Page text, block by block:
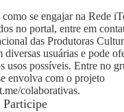
como se engajar na Rede
no portal, entre em
das Produtoras
usuárias e pode
usos possíveis. Entre no
envolva com o projeto
colaborativas.
Participe